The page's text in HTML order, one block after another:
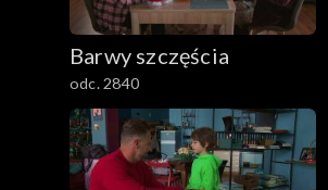
Barwy szczęścia
odc. 2840